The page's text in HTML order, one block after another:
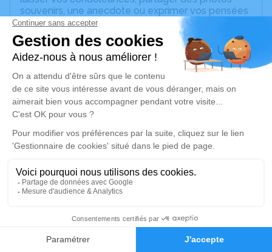
Faire-part Hommages
souvenirs, une anecdote ou exprimer vos pensées
à travers des poèmes ou des textes. Cet endroit
est un lieu d'expression dédié à honorer la
mémoire de Mickaël THIBAULT.
Un service de plantation d’arbre hommage est
disponible ici.
Cérémonie civile
mardi 15 novembre 2022 à 15h00
Cimetière de Trélazé
49800 Trélazé
Je rends hommage